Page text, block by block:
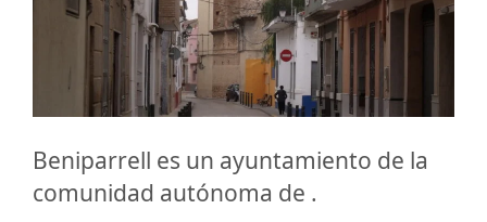
Beniparrell es un ayuntamiento de la
comunidad autónoma de .